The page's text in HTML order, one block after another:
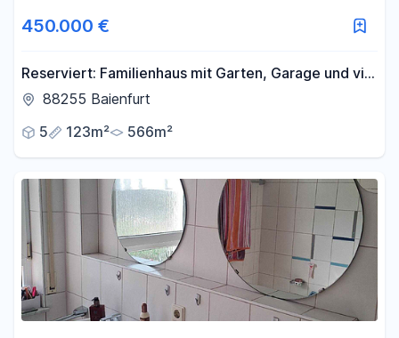
450.000 €
Reserviert: Familienhaus mit Garten, Garage und viel
Gestaltungspotenzial in Baienfurt
88255 Baienfurt
5
123m² 566m²